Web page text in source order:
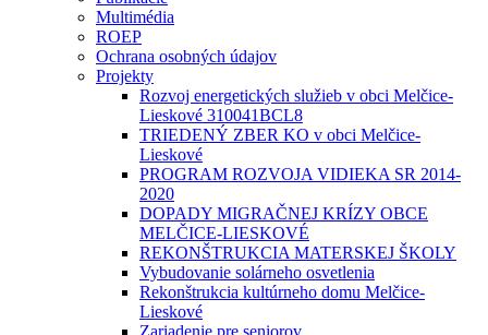
Multimédia
ROEP
Ochrana osobných údajov
Projekty
Rozvoj energetických služieb v obci Melčice-
Lieskové 310041BCL8
TRIEDENÝ ZBER KO v obci Melčice-
Lieskové
PROGRAM ROZVOJA VIDIEKA SR 2014-
2020
DOPADY MIGRAČNEJ KRÍZY OBCE
MELČICE-LIESKOVÉ
REKONŠTRUKCIA MATERSKEJ ŠKOLY
Vybudovanie solárneho osvetlenia
Rekonštrukcia kultúrneho domu Melčice-
Lieskové
Zariadenie pre seniorov